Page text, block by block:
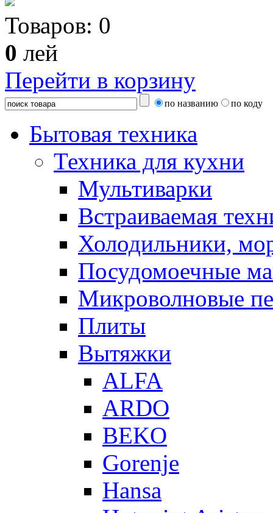
Товаров: 0
0 лей
Перейти в корзину
по названию по коду
Бытовая техника
Техника для кухни
Мультиварки
Встраиваемая
Холодильники,
Посудомоечные
Микроволновые
Плиты
Вытяжки
ALFA
ARDO
BEKO
Gorenje
Hansa